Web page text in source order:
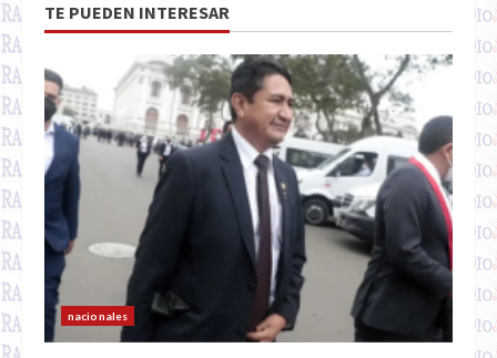
TE PUEDEN INTERESAR
nacionales